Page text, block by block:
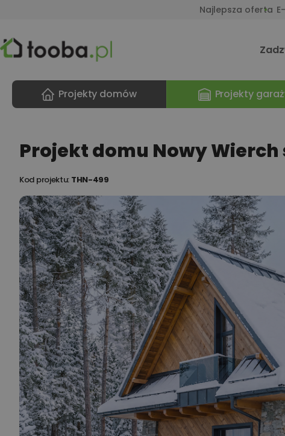
Najlepsza oferta
Projekty domów Projekty
Projekt domu Nowy
Kod projektu: THN-499